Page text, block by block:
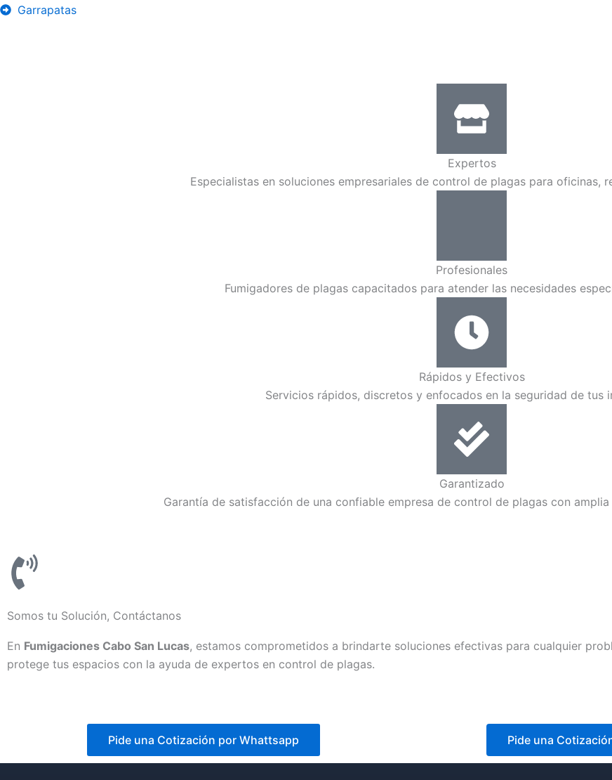
Garrapatas
Expertos
Especialistas en soluciones empresariales de control de plagas para oficinas,
Profesionales
Fumigadores de plagas capacitados para atender las necesidades
Rápidos y Efectivos
Servicios rápidos, discretos y enfocados en la seguridad de tus
Garantizado
Garantía de satisfacción de una confiable empresa de control de plagas con
Somos tu Solución, Contáctanos
En Fumigaciones Cabo San Lucas, estamos comprometidos a brindarte soluciones efectivas para cualquier
protege tus espacios con la ayuda de expertos en control de plagas.
Pide una Cotización por Whattsapp Pide una